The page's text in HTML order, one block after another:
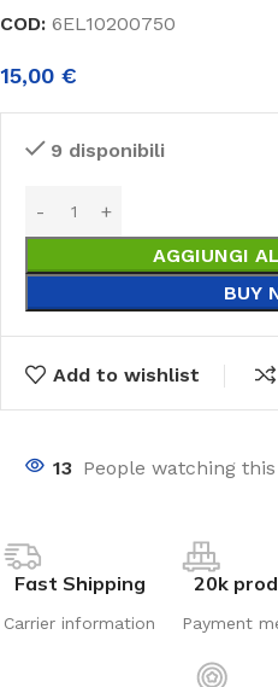
COD: 6EL10200750
15,00 €
9 disponibili
AGGIUNGI
BUY
Add to wishlist
13 People watching
Fast Shipping
Carrier information
20k
Payment